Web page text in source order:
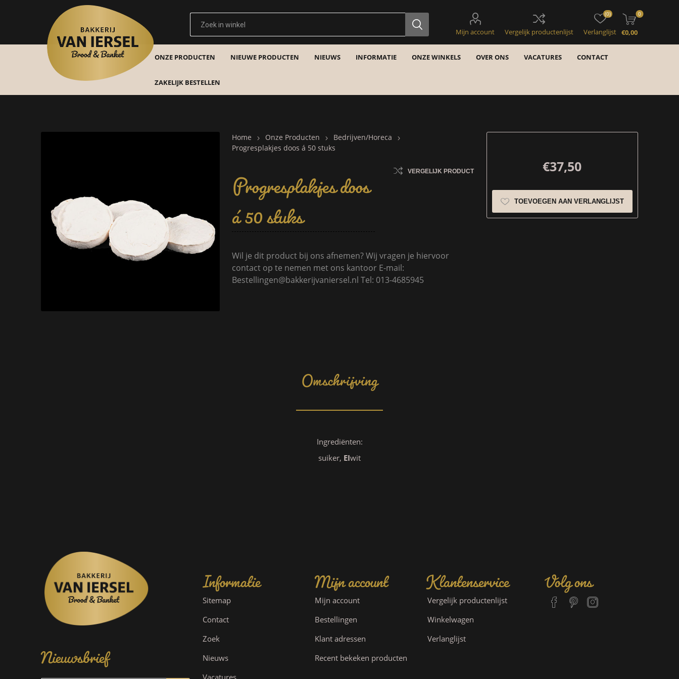
Mijn account Vergelijk productenlijst Verlanglijst
(0) 0
€0,00
ONZE PRODUCTEN NIEUWE PRODUCTEN NIEUWS INFORMATIE ONZE WINKELS OVER ONS VACATURES CONTACT
ZAKELIJK BESTELLEN
Home Onze Producten
Bedrijven/Horeca
Progresplakjes doos á 50 stuks
Progresplakjes doos
á 50 stuks
VERGELIJK PRODUCT
Wil je dit product bij ons afnemen? Wij vragen je hiervoor
contact op te nemen met ons kantoor E-mail:
Bestellingen@bakkerijvaniersel.nl Tel: 013-4685945
€37,50
TOEVOEGEN AAN VERLANGLIJST
Omschrijving
Ingrediënten:
suiker, EIwit
Nieuwsbrief
Informatie
Sitemap
Contact
Zoek
Nieuws
Vacatures
Mijn account
Mijn account
Bestellingen
Klant adressen
Recent bekeken producten
Klantenservice
Vergelijk productenlijst
Winkelwagen
Verlanglijst
Volg ons